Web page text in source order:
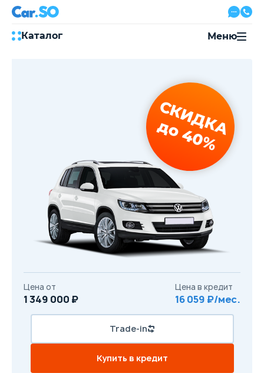
Каталог
8 800 500-03-23
с 08:00 по 20:00, без выходных
Привольная улица, 2, к5
Перезвоните мне
Меню
СКИДКА
до 40%
Цена от
1 349 000 ₽
Цена в кредит
16 059 ₽/мес.
Trade-in
Купить в кредит